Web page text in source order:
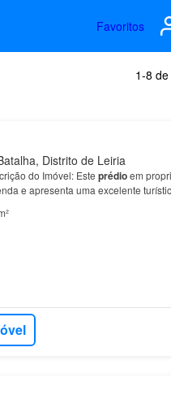
Favoritos
1-8 de
Distrito de Leiria
do Imóvel: Este prédioem
e apresenta uma excelente